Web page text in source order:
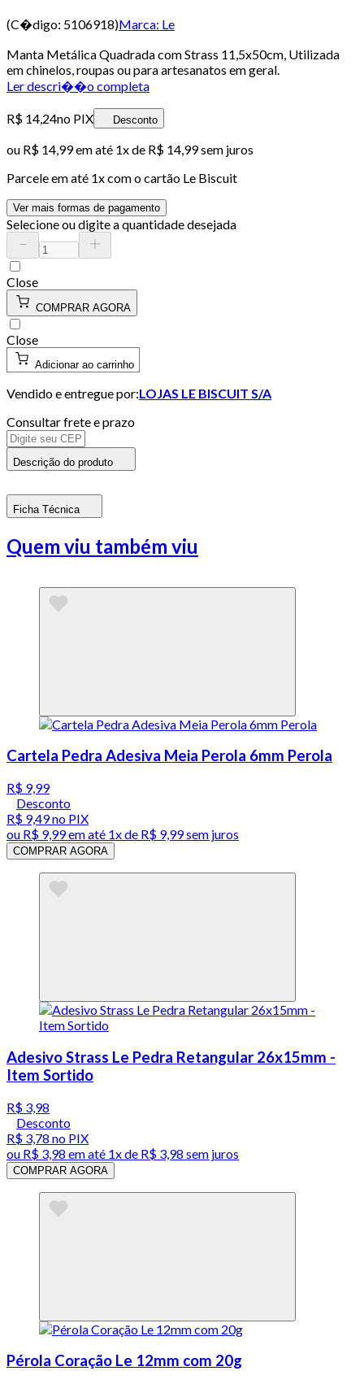
(C�digo: 5106918)Marca: Le
Manta Metálica Quadrada com Strass 11,5x50cm, Utilizada
em chinelos, roupas ou para artesanatos em geral.
Ler descri��o completa
R$ 14,24no PIX Desconto
ou R$ 14,99em até 1x de R$ 14,99sem juros
Parcele em até 1x com o cartão Le Biscuit
Ver mais formas de pagamento
Selecione ou digite a quantidade desejada
Close
COMPRAR AGORA
Close
Adicionar ao carrinho
Vendido e entregue por:LOJAS LE BISCUIT S/A
Consultar frete e prazo
Descrição do produto
Ficha Técnica
Quem viu também viu
Cartela Pedra Adesiva Meia Perola 6mm Perola
R$ 9,99
Desconto
R$ 9,49no PIX
ou R$ 9,99em até 1x de R$ 9,99sem juros
COMPRAR AGORA
Adesivo Strass Le Pedra Retangular 26x15mm -
Item Sortido
R$ 3,98
Desconto
R$ 3,78 no PIX
ou R$ 3,98 em até 1x de R$ 3,98 sem juros
COMPRAR AGORA
Pérola Coração Le 12mm com 20g